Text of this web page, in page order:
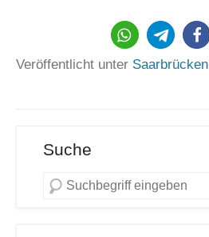
Veröffentlicht unter Saarbrücken
Suche